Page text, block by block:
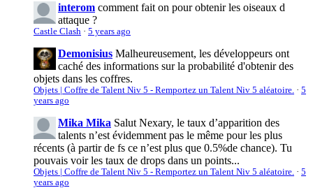
interom comment fait on pour obtenir les oiseaux d
attaque ?
Castle Clash · 5 years ago
Demonisius Malheureusement, les développeurs ont
caché des informations sur la probabilité d'obtenir des
objets dans les coffres.
Objets | Coffre de Talent Niv 5 - Remportez un Talent Niv 5 aléatoire. · 5
years ago
Mika Mika Salut Nexary, le taux d’apparition des
talents n’est évidemment pas le même pour les plus
récents (à partir de fs ce n’est plus que 0.5%de chance). Tu
pouvais voir les taux de drops dans un points...
Objets | Coffre de Talent Niv 5 - Remportez un Talent Niv 5 aléatoire. · 5
years ago